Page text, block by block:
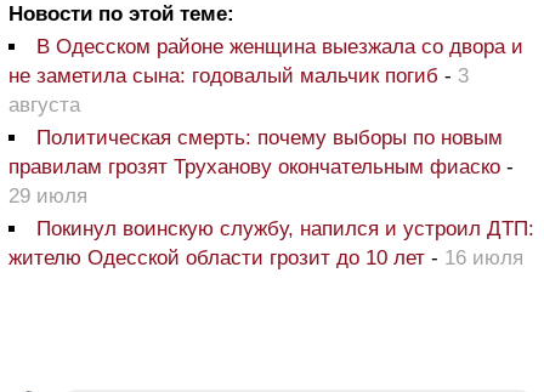
Новости по этой теме:
В Одесском районе женщина выезжала со двора и
не заметила сына: годовалый мальчик погиб - 3
августа
Политическая смерть: почему выборы по новым
правилам грозят Труханову окончательным фиаско -
29 июля
Покинул воинскую службу, напился и устроил ДТП:
жителю Одесской области грозит до 10 лет - 16 июля